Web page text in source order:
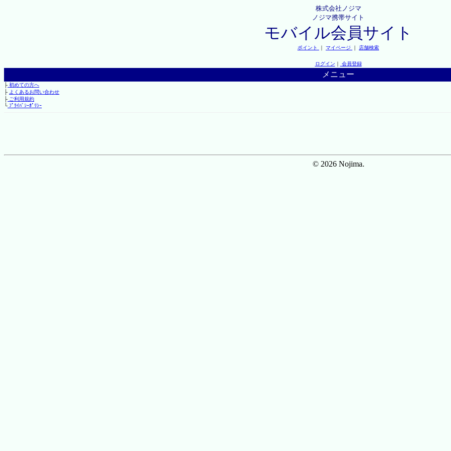
株式会社ノジマ
ノジマ携帯サイト
モバイル会員サイト
ポイント ｜ マイページ ｜ 店舗検索
ログイン ｜ 会員登録
メニュー
├初めての方へ
├ よくあるお問い合わせ
├ご利用規約
└ﾌﾟﾗｲﾊﾞｼｰﾎﾟﾘｼｰ
© 2026 Nojima.